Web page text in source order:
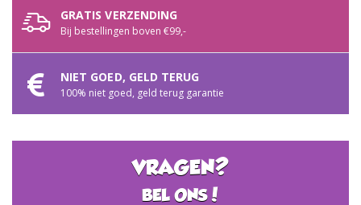
GRATIS VERZENDING
Bij bestellingen boven €99,-
NIET GOED, GELD TERUG
100% niet goed, geld terug garantie
VRAGEN?
BEL ONS!